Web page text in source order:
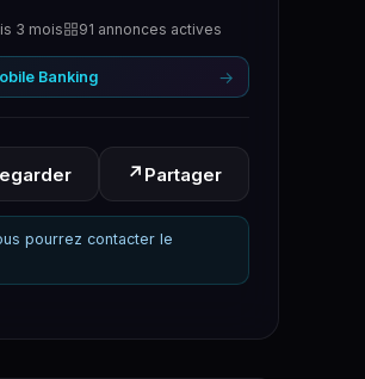
3 mois
91 annonces actives
Banking →
↗ Partager
pourrez contacter le